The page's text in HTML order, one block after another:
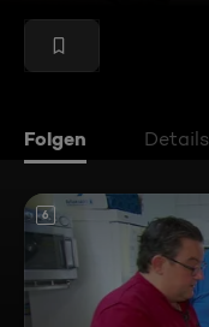
Folgen Details
6